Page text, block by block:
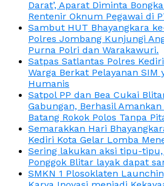
Darat’, Aparat Diminta
Rentenir Oknum Pegawai di
Sambut HUT Bhayangkara
Polres Jombang Kunjungi
Purna Polri dan Warakawuri.
Satpas Satlantas Polres
Warga Berkat Pelayanan SIM
Humanis
Satpol PP dan Bea Cukai
Gabungan, Berhasil
Batang Rokok Polos Tanpa
Semarakkan Hari
Kediri Kota Gelar Lomba
Sering lakukan aksi tipu-
Ponggok Blitar layak dapat
SMKN 1 Plosoklaten